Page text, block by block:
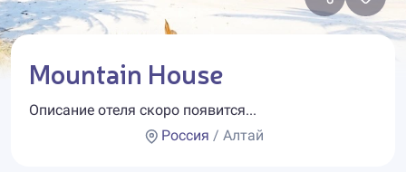
Mountain House
Описание отеля скоро появится...
Россия / Алтай